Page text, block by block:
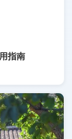
指南